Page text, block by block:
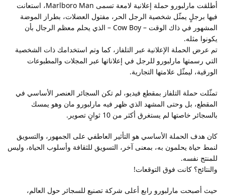
أطلقت مارلبورو حملة إعلانية لامعة تسمى Marlboro Man، استعانت
فيها برجلٍ يمثّل شخصية الرجل الحر، مفتول العضلات، بطراز الموضة
المشهور في ذاك الوقت – Cow Boy – الذي يحلم معظم الرجال بأن
يكونوا مثله.
تم عرض الحملة الإعلانية عبر التلفاز، كما وتم استخدامك ذات الشخصية
التي رسمتها مارلبورو للرجل في إعلاناتها عبر المجلات والمطبوعات
الورقية، ليمثّل علامتها التجارية.
تمثّلت حملة التلفاز بمقطع فيديو، لم تكن السجائر العنصر الأساسي في
المقطع، بل وحتى المشهد الذي ظهر فيه مارلبورو مان وهو يمسك
بالسجائر خاصتها لم يستغرق أكثر من 10 ثوانٍ تصوير.
كان هدف الحملة الأساسي هو التأثير العاطفي على الجمهور، والتسويق
لنمط حياة يحلمون به، بمعنى آخر، التسويق للثقافة وأسلوب الحياة، وليس
للمنتج نفسه.
والنتائج؟ كانت فوق التوقعات!
حيث أصبحت مارلبورو رابع أعلى شركة تصنيع للسجائر حول العالم،